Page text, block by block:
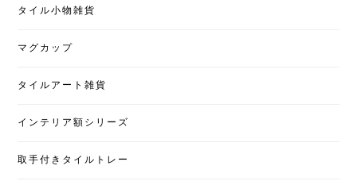
タイル小物雑貨
マグカップ
タイルアート雑貨
インテリア額シリーズ
取手付きタイルトレー